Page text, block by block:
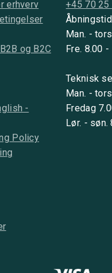
erhverv
og B2C
-
Policy
+45 70 25
Man. -
Fre. 8.00 -
Teknisk
Man. -
Fredag
Lør. - søn.